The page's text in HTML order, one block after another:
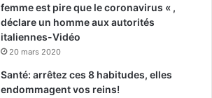
femme est pire que le coronavirus « ,
déclare un homme aux autorités
italiennes-Vidéo
20 mars 2020
Santé: arrêtez ces 8 habitudes, elles
endommagent vos reins!